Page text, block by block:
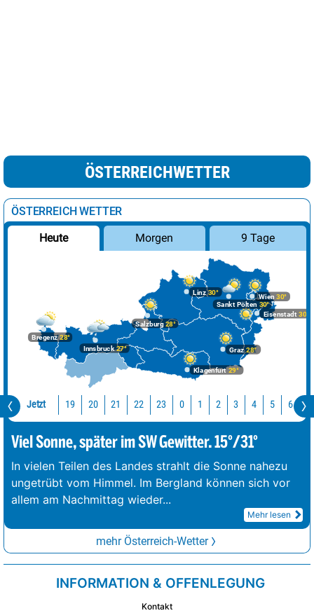
ÖSTERREICHWETTER
ÖSTERREICH WETTER
Heute Morgen 9 Tage
Bregenz28°
Graz28°
Innsbruck27°
Klagenfurt 29°
Linz30°
Salzburg28°
Wien 30°
Eisenstadt 30°
Sankt Pölten 30°
Jetzt 19 20 21 22 23 0 1 2 3 4 5 6 7
Viel Sonne, später im SW Gewitter. 15°/31°
In vielen Teilen des Landes strahlt die Sonne nahezu
ungetrübt vom Himmel. Im Bergland können sich vor
allem am Nachmittag wieder...
Mehr lesen
mehr Österreich-Wetter
INFORMATION & OFFENLEGUNG
Kontakt